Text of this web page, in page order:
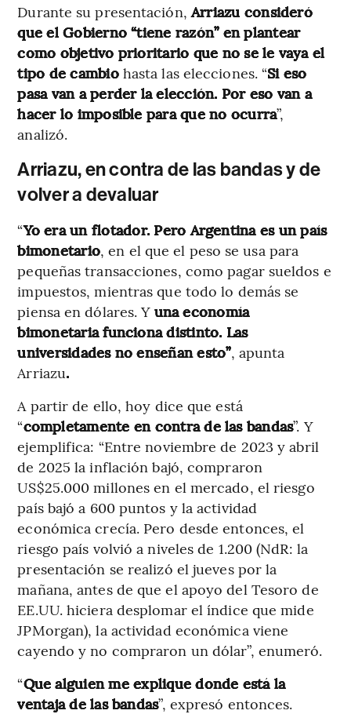
Durante su presentación,Arriazu consideró
que el Gobierno “tiene razón” en plantear
como objetivo prioritario que no se le vaya el
tipo de cambiohasta las elecciones. “Si eso
pasa van a perder la elección. Por eso van a
hacer lo imposible para que no ocurra”,
analizó.
Arriazu, en contra de las bandas y de
volver a devaluar
“Yo era un flotador. Pero Argentina es un país
bimonetario, en el que el peso se usa para
pequeñas transacciones, como pagar sueldos e
impuestos, mientras que todo lo demás se
piensa en dólares. Y una economía
bimonetaria funciona distinto. Las
universidades no enseñan esto”, apunta
Arriazu.
A partir de ello, hoy dice que está
“completamente en contra de las bandas”. Y
ejemplifica: “Entre noviembre de 2023 y abril
de 2025 la inflación bajó, compraron
US$25.000 millones en el mercado, el riesgo
país bajó a 600 puntos y la actividad
económica crecía. Pero desde entonces, el
riesgo país volvió a niveles de 1.200 (NdR: la
presentación se realizó el jueves por la
mañana, antes de que el apoyo del Tesoro de
EE.UU. hiciera desplomar el índice que mide
JPMorgan), la actividad económica viene
cayendo y no compraron un dólar”, enumeró.
“Que alguien me explique donde está la
ventaja de las bandas”, expresó entonces.